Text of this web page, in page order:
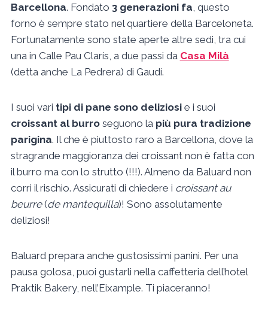
Barcellona. Fondato 3 generazioni fa , questo
forno è sempre stato nel quartiere della Barceloneta.
Fortunatamente sono state aperte altre sedi, tra cui
una in Calle Pau Clarís, a due passi da Casa Milà
(detta anche La Pedrera) di Gaudí.
I suoi vari tipi di pane sono deliziosi e i suoi
croissant al burro seguono la più pura tradizione
parigina. Il che è piuttosto raro a Barcellona, dove la
stragrande maggioranza dei croissant non è fatta con
il burro ma con lo strutto (!!!). Almeno da Baluard non
corri il rischio. Assicurati di chiedere i croissant au
beurre(de mantequilla)! Sono assolutamente
deliziosi!
Baluard prepara anche gustosissimi panini. Per una
pausa golosa, puoi gustarli nella caffetteria dell’hotel
Praktik Bakery, nell’Eixample. Ti piaceranno!